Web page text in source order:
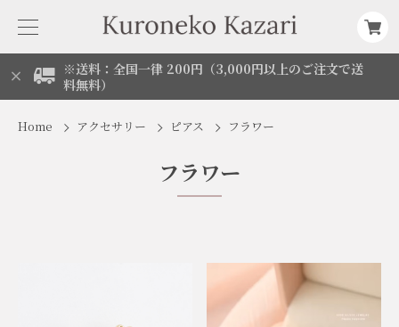
※送料：全国一律 200円（3,000円以上のご注文で送
料無料）
Home アクセサリー ピアス フラワー
フラワー